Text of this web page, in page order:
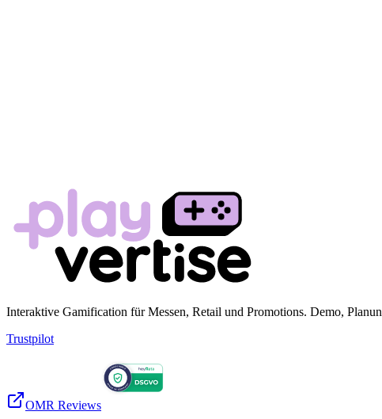
Interaktive Gamification für Messen, Retail und Promotions. Demo,
Trustpilot
OMR Reviews